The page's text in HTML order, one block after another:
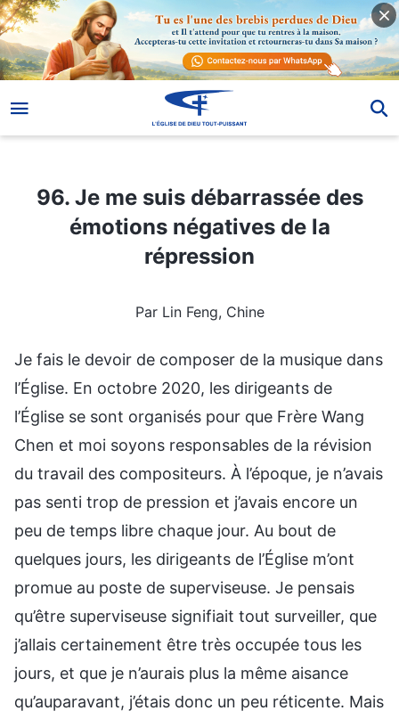
96. Je me suis débarrassée des
émotions négatives de la
répression
Par Lin Feng, Chine
Je fais le devoir de composer de la musique dans
l’Église. En octobre 2020, les dirigeants de
l’Église se sont organisés pour que Frère Wang
Chen et moi soyons responsables de la révision
du travail des compositeurs. À l’époque, je n’avais
pas senti trop de pression et j’avais encore un
peu de temps libre chaque jour. Au bout de
quelques jours, les dirigeants de l’Église m’ont
promue au poste de superviseuse. Je pensais
qu’être superviseuse signifiait tout surveiller, que
j’allais certainement être très occupée tous les
jours, et que je n’aurais plus la même aisance
qu’auparavant, j’étais donc un peu réticente. Mais